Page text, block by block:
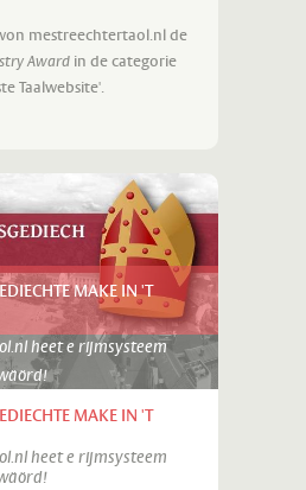
mestreechtertaol.nl de
Award in de categorie
Taalwebsite'.
MAKE IN 'T
heet e rijmsysteem
MAKE IN 'T
heet e rijmsysteem